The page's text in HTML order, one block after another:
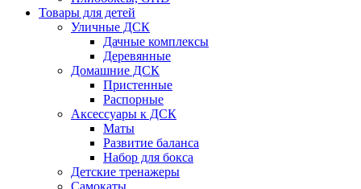
Товары для детей
Уличные ДСК
Дачные комплексы
Деревянные
Домашние ДСК
Пристенные
Распорные
Аксесcуары к ДСК
Маты
Развитие баланса
Набор для бокса
Детские тренажеры
Самокаты